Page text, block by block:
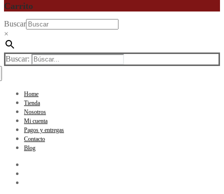
Carrito
Buscar
×
Buscar:
Home
Tienda
Nosotros
Mi cuenta
Pagos y entregas
Contacto
Blog